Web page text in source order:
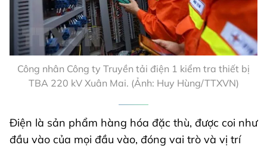
Công nhân Công ty Truyền tải điện 1 kiểm tra thiết bị
TBA 220 kV Xuân Mai. (Ảnh: Huy Hùng/TTXVN)
Điện là sản phẩm hàng hóa đặc thù, được coi như
đầu vào của mọi đầu vào, đóng vai trò và vị trí